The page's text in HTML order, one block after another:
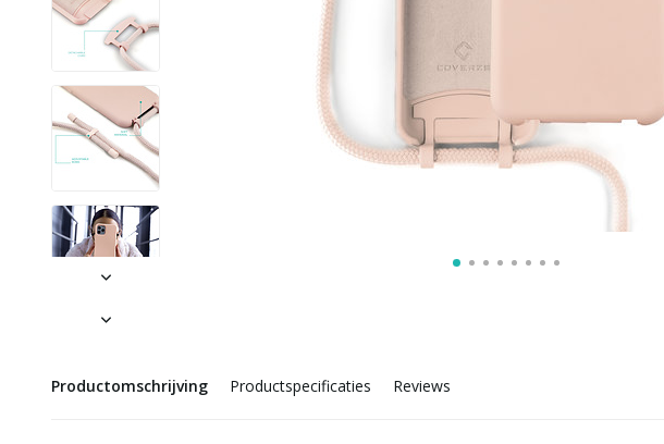
Productomschrijving Productspecificaties Reviews